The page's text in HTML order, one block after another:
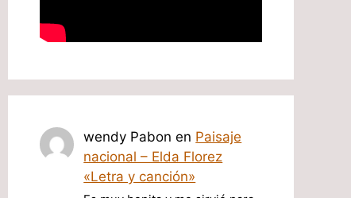
wendy Pabon en Paisaje
nacional – Elda Florez
«Letra y canción»